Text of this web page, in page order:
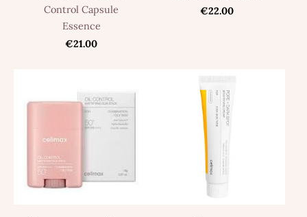
Control Capsule
Essence
€21.00
€22.00